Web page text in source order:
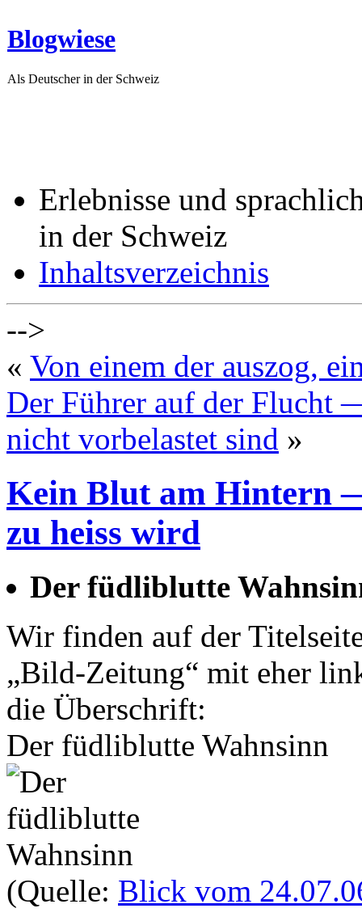
Blogwiese
Als Deutscher in der Schweiz
Erlebnisse und
in der Schweiz
Inhaltsverzeichnis
-->
« Von einem der auszog,
Der Führer auf der Flucht
nicht vorbelastet sind »
Kein Blut am Hintern
zu heiss wird
Der füdliblutte
Wir finden auf der
„Bild-Zeitung“ mit eher
die Überschrift:
Der füdliblutte Wahnsinn
(Quelle: Blick vom